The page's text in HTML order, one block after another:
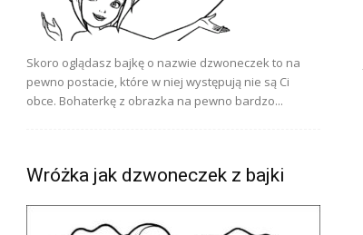
Skoro oglądasz bajkę o nazwie dzwoneczek to na
pewno postacie, które w niej występują nie są Ci
obce. Bohaterkę z obrazka na pewno bardzo...
Wróżka jak dzwoneczek z bajki